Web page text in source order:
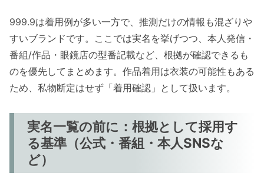
999.9は着用例が多い一方で、推測だけの情報も混ざりや
すいブランドです。ここでは実名を挙げつつ、本人発信・
番組/作品・眼鏡店の型番記載など、根拠が確認できるも
のを優先してまとめます。作品着用は衣装の可能性もある
ため、私物断定はせず「着用確認」として扱います。
実名一覧の前に：根拠として採用す
る基準（公式・番組・本人SNSな
ど）